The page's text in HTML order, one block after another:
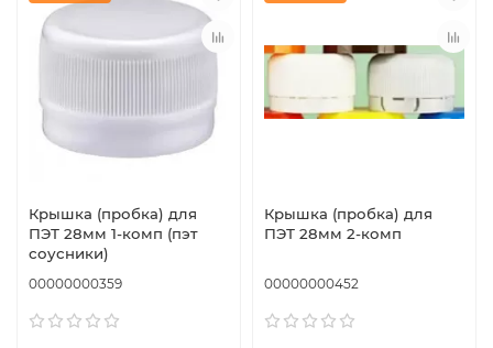
Крышка (пробка) для
ПЭТ 28мм 1-комп (пэт
соусники)
00000000359
Крышка (пробка) для
ПЭТ 28мм 2-комп
00000000452